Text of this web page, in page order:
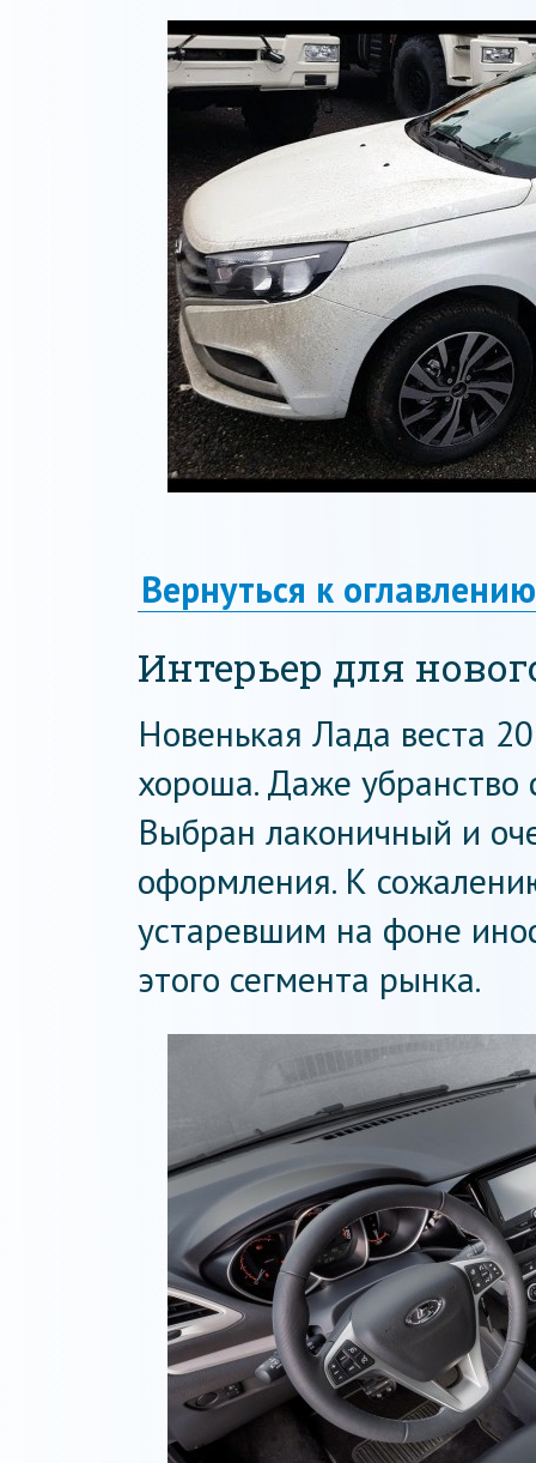
Вернуться к оглавлению
Интерьер для
Новенькая Лада веста
хороша. Даже убранство
Выбран лаконичный и
оформления. К
устаревшим на фоне
этого сегмента рынка.